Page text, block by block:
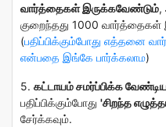
வார்த்தைகள் இருக்கவேண்டும்,
குறைந்தது 1000
(பதிப்பிக்கும்போது எத்தனை
என்பதை இங்கே பார்க்கலாம)
5. கட்டாயம் சமர்ப்பிக்க
பதிப்பிக்கும்போது 'சிறந்த
சேர்க்கவும்.